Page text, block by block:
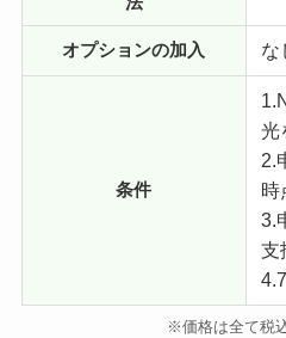
オプションの加入 な
条件
光
2.
時
3.
支
※価格は全て税